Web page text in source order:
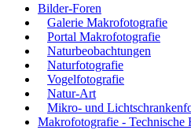
Bilder-Foren
Galerie Makrofotografie
Portal Makrofotografie
Naturbeobachtungen
Naturfotografie
Vogelfotografie
Natur-Art
Mikro- und
Makrofotografie - Technische